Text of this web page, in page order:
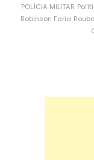
POLÍCIA MILITAR
Robinson Faria Roubo